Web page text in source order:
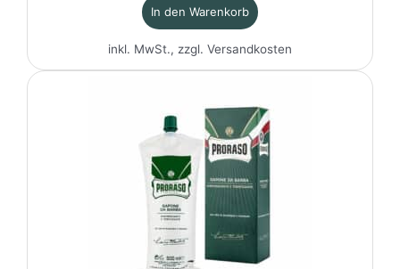
In den Warenkorb
inkl. MwSt., zzgl. Versandkosten